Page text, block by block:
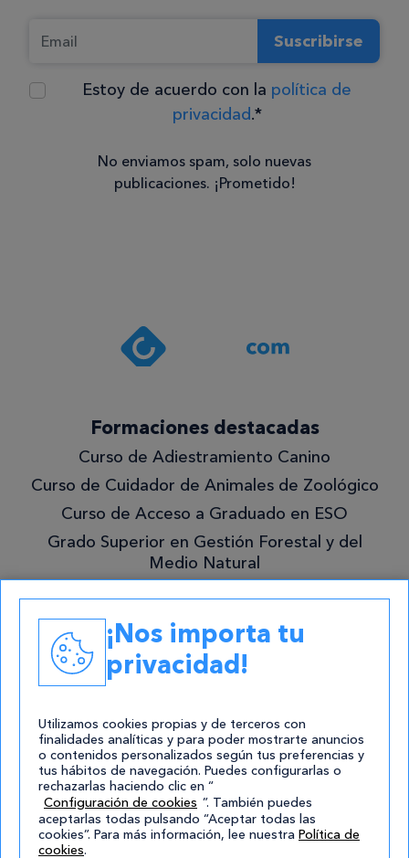
Suscribirse
Estoy de acuerdo con la política de
privacidad.*
Consentimiento
política de
privacidad .*
¡Quiero
mejor!
No enviamos spam, solo nuevas
publicaciones. ¡Prometido!
Formaciones destacadas
Curso de Adiestramiento Canino
Curso de Cuidador de Animales de Zoológico
Curso de Acceso a Graduado en ESO
Grado Superior en Gestión Forestal y del
Medio Natural
Contacto
atencion@cursos.com
Redes Sociales
¡Nos importa tu
privacidad!
Utilizamos cookies propias y de terceros con
finalidades analíticas y para poder mostrarte anuncios
o contenidos personalizados según tus preferencias y
tus hábitos de navegación. Puedes configurarlas o
rechazarlas haciendo clic en “
Configuración de cookies ”. También puedes
aceptarlas todas pulsando “Aceptar todas las
cookies”. Para más información, lee nuestra Política de
cookies.